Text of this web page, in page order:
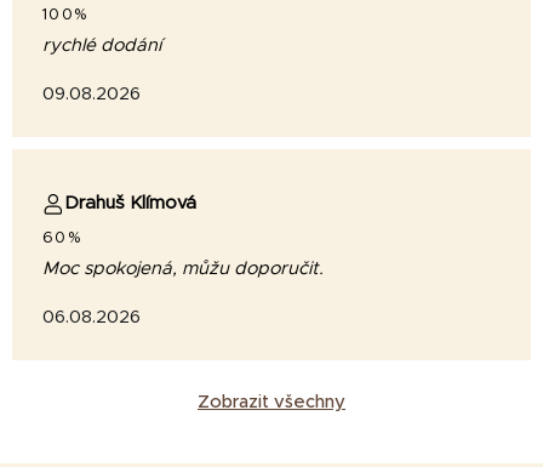
100%
rychlé dodání
09.08.2026
Drahuš Klímová
60%
Moc spokojená, můžu doporučit.
06.08.2026
Zobrazit všechny